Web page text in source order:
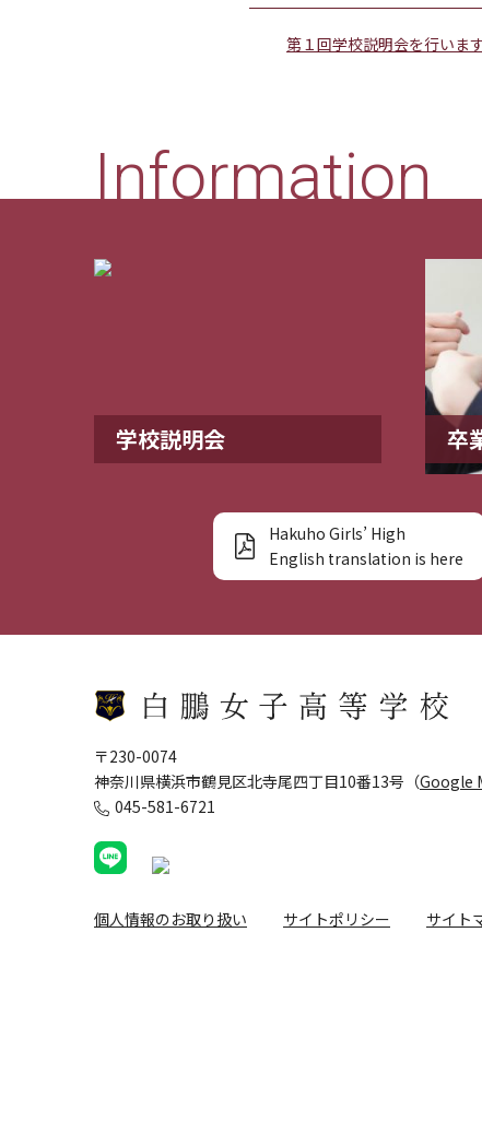
第１回学校説明会を行いま
Information
学校説明会 卒
Hakuho Girls’ High
English translation is here
〒230-0074
神奈川県横浜市鶴見区北寺尾四丁目10番13号（Google
045-581-6721
個人情報のお取り扱い サイトポリシー サイト